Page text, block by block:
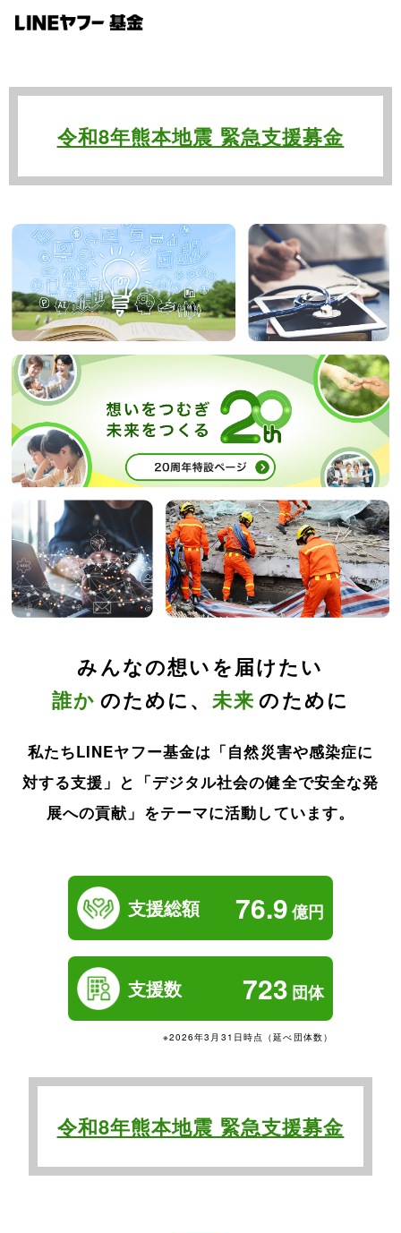
令和8年熊本地震 緊急支援募金
みんなの想いを届けたい
誰か のために、 未来のために
私たちLINEヤフー基金は「自然災害や感染症に
対する支援」と 「デジタル社会の健全で安全な発
展への貢献」をテーマに活動しています。
支援総額 76.9億円
支援数 723 団体
※2026年3月31日時点（延べ団体数）
令和8年熊本地震 緊急支援募金